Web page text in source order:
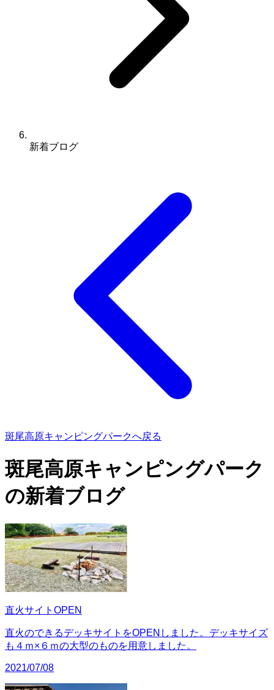
新着ブログ
斑尾高原キャンピングパークへ戻る
斑尾高原キャンピングパーク
の新着ブログ
直火サイトOPEN
直火のできるデッキサイトをOPENしました。デッキサイズ
も４ｍ×６ｍの大型のものを用意しました。
2021/07/08